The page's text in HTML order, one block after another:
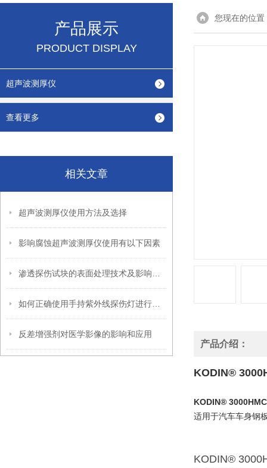
产品展示
PRODUCT DISPLAY
超声波测厚仪
查看更多
相关文章
超声波测厚仪使用方法及选择
影响腐蚀超声波测厚仪使用有以下因素
反差增强剂对医学影像的影响和应用
您现在的位置
产品介绍：
KODIN®
KODIN®
适用于汽车车身钢
KODIN®